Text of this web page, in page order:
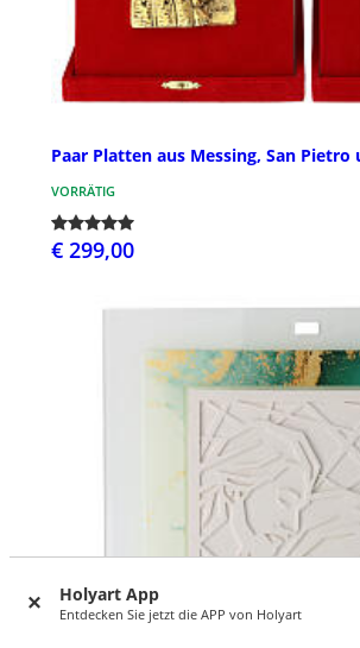
Holyart App
Entdecken Sie jetzt die APP von Holyart
Paar Platten aus Messing, San Pietro
VORRÄTIG
€ 299,00